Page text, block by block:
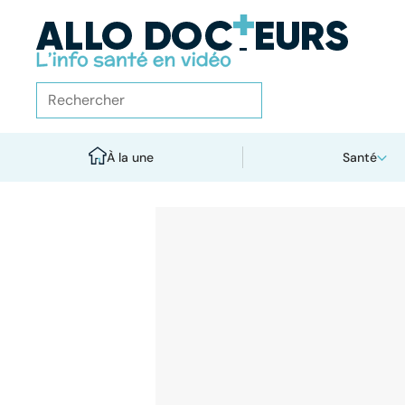
À la une Santé